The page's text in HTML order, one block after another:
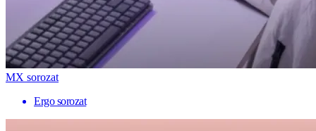
MX sorozat
Ergo sorozat